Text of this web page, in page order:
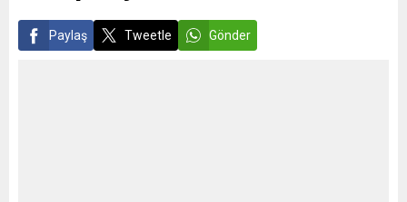
Paylaş Tweetle Gönder